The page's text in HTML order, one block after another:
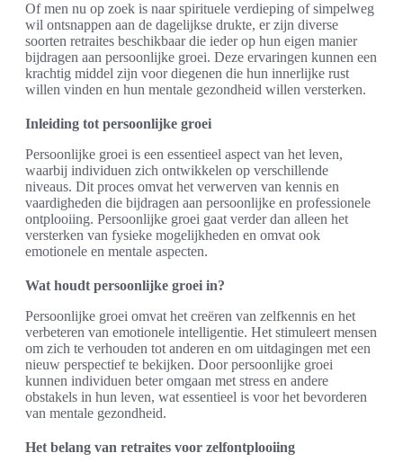
Of men nu op zoek is naar spirituele verdieping of simpelweg
wil ontsnappen aan de dagelijkse drukte, er zijn diverse
soorten retraites beschikbaar die ieder op hun eigen manier
bijdragen aan persoonlijke groei. Deze ervaringen kunnen een
krachtig middel zijn voor diegenen die hun innerlijke rust
willen vinden en hun mentale gezondheid willen versterken.
Inleiding tot persoonlijke groei
Persoonlijke groei is een essentieel aspect van het leven,
waarbij individuen zich ontwikkelen op verschillende
niveaus. Dit proces omvat het verwerven van kennis en
vaardigheden die bijdragen aan persoonlijke en professionele
ontplooiing. Persoonlijke groei gaat verder dan alleen het
versterken van fysieke mogelijkheden en omvat ook
emotionele en mentale aspecten.
Wat houdt persoonlijke groei in?
Persoonlijke groei omvat het creëren van zelfkennis en het
verbeteren van emotionele intelligentie. Het stimuleert mensen
om zich te verhouden tot anderen en om uitdagingen met een
nieuw perspectief te bekijken. Door persoonlijke groei
kunnen individuen beter omgaan met stress en andere
obstakels in hun leven, wat essentieel is voor het bevorderen
van mentale gezondheid.
Het belang van retraites voor zelfontplooiing